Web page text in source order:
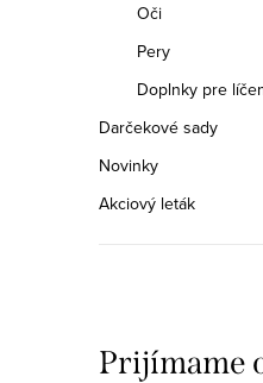
Oči
Pery
Doplnky pre
Darčekové sady
Novinky
Akciový leták
Prijímame